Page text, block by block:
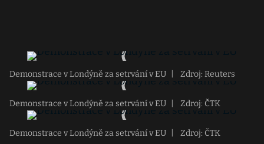
Demonstrace v Londýně za setrvání v EU Zdroj: Reuters
Demonstrace v Londýně za setrvání v EU Zdroj: ČTK
Demonstrace v Londýně za setrvání v EU Zdroj: ČTK